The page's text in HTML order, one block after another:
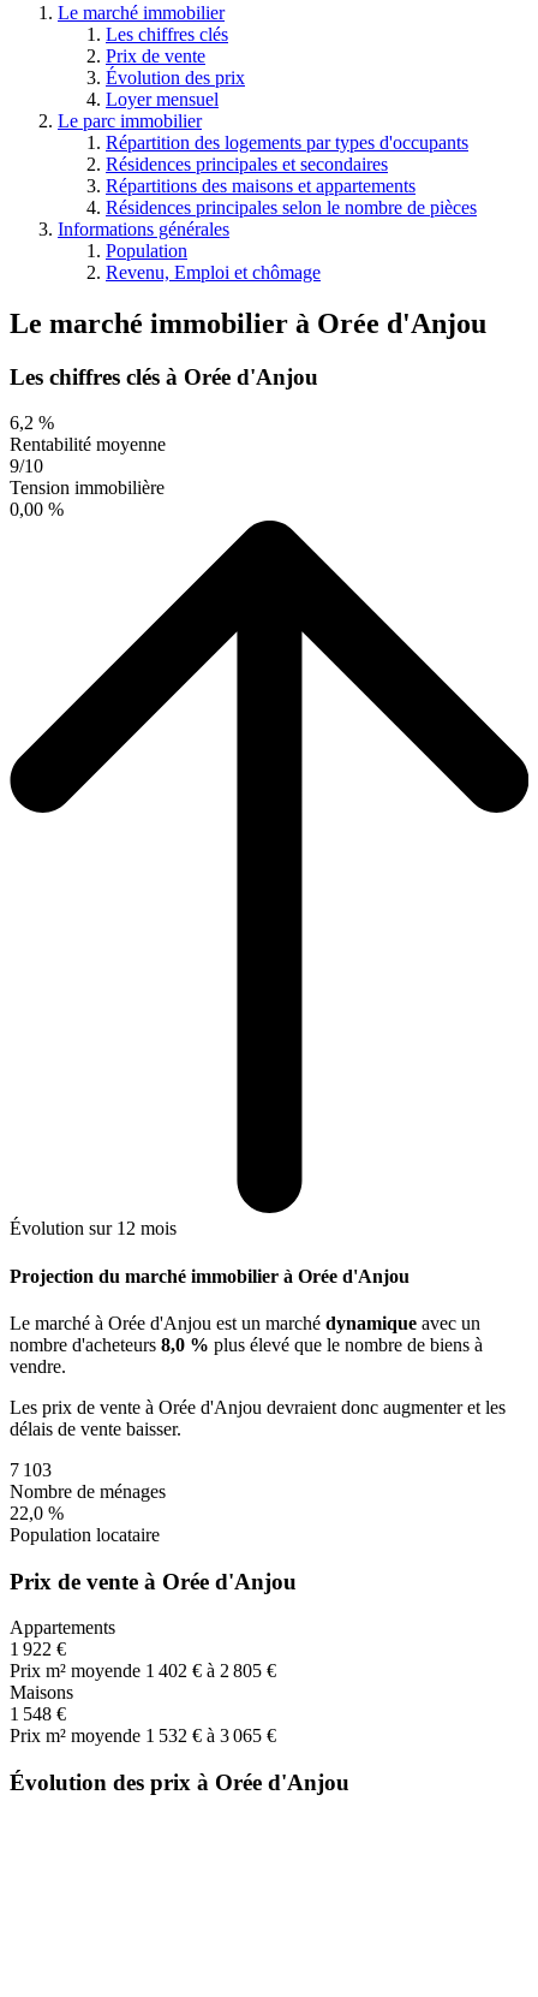
Le marché immobilier
Les chiffres clés
Prix de vente
Évolution des prix
Loyer mensuel
Le parc immobilier
Répartition des logements par types d'occupants
Résidences principales et secondaires
Répartitions des maisons et appartements
Résidences principales selon le nombre de pièces
Informations générales
Population
Revenu, Emploi et chômage
Le marché immobilier à Orée d'Anjou
Les chiffres clés à Orée d'Anjou
6,2 %
Rentabilité moyenne
9/10
Tension immobilière
0,00 %
Évolution sur 12 mois
Projection du marché immobilier à Orée d'Anjou
Le marché à Orée d'Anjou est un marché dynamique avec un
nombre d'acheteurs 8,0 % plus élevé que le nombre de biens à
vendre.
Les prix de vente à Orée d'Anjou devraient donc augmenteret les
délais de vente baisser.
7 103
Nombre de ménages
22,0 %
Population locataire
Prix de vente à Orée d'Anjou
Appartements
1 922 €
Prix m² moyende 1 402 € à 2 805 €
Maisons
1 548 €
Prix m² moyende 1 532 € à 3 065 €
Évolution des prix à Orée d'Anjou